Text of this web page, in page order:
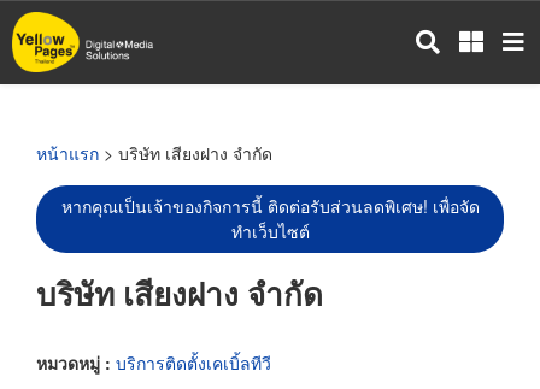
ข้าม
ไป
หน้าแรก > บริษัท เสียงฝาง จำกัด
หากคุณเป็นเจ้าของกิจการนี้ ติดต่อรับส่วนลดพิเศษ! เพื่อจัด
ทำเว็บไซต์
บริษัท เสียงฝาง จำกัด
หมวดหมู่ : บริการติดตั้งเคเบิ้ลทีวี